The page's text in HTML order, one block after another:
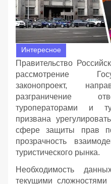
Интересное
Правительство
рассмотрение
законопроект,
разграничение
туроператорами и
призвана
сфере защиты прав
прозрачность
туристического рынка.
Необходимость
текущими